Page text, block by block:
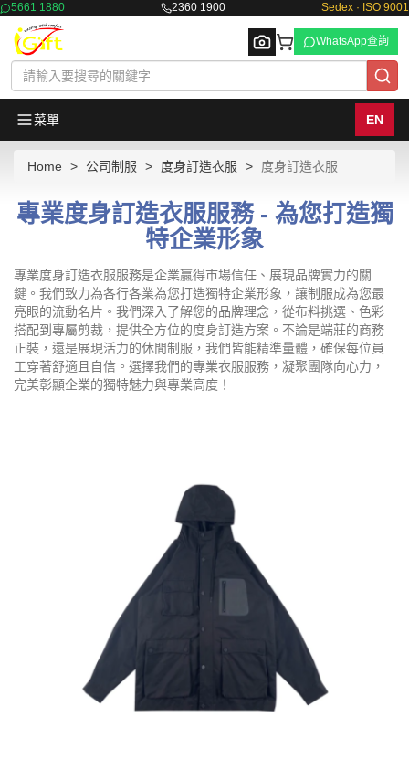
5661 1880 2360 1900 Sedex · ISO 9001
Browse
WhatsApp查詢
菜單 EN
Home 公司制服 度身訂造衣服 度身訂造衣服
專業度身訂造衣服服務 - 為您打造獨
特企業形象
專業度身訂造衣服服務是企業贏得市場信任、展現品牌實力的關
鍵。我們致力為各行各業為您打造獨特企業形象，讓制服成為您最
亮眼的流動名片。我們深入了解您的品牌理念，從布料挑選、色彩
搭配到專屬剪裁，提供全方位的度身訂造方案。不論是端莊的商務
正裝，還是展現活力的休閒制服，我們皆能精準量體，確保每位員
工穿著舒適且自信。選擇我們的專業衣服服務，凝聚團隊向心力，
完美彰顯企業的獨特魅力與專業高度！